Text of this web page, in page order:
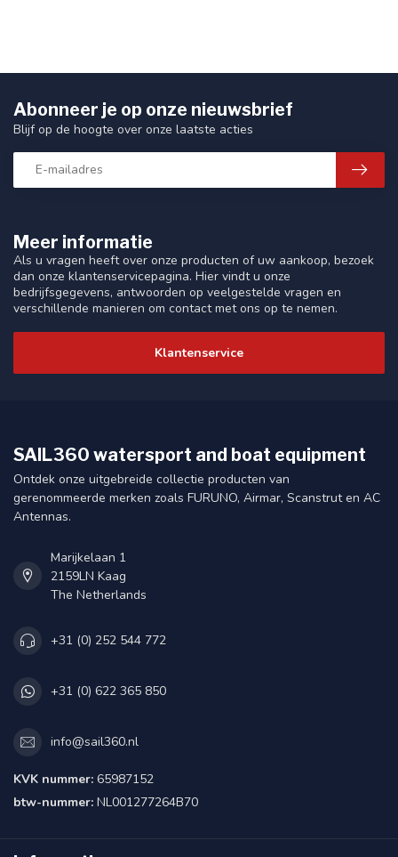
Meer informatie
Als u vragen heeft over onze producten of uw aankoop, bezoek
dan onze klantenservicepagina. Hier vindt u onze
bedrijfsgegevens, antwoorden op veelgestelde vragen en
verschillende manieren om contact met ons op te nemen.
Klantenservice
Abonneer je op onze nieuwsbrief
Blijf op de hoogte over onze laatste acties
SAIL360 watersport and boat equipment
Ontdek onze uitgebreide collectie producten van
gerenommeerde merken zoals FURUNO, Airmar, Scanstrut en AC
Antennas.
Marijkelaan 1
2159LN Kaag
The Netherlands
+31 (0) 252 544 772
+31 (0) 622 365 850
info@sail360.nl
KVK nummer: 65987152
btw-nummer: NL001277264B70